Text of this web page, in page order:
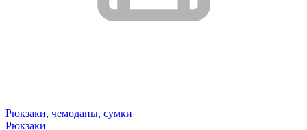
Рюкзаки, чемоданы, сумки
Рюкзаки